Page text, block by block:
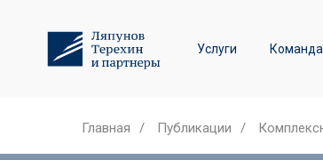
Команда
Услуги
Главная / Публикации /